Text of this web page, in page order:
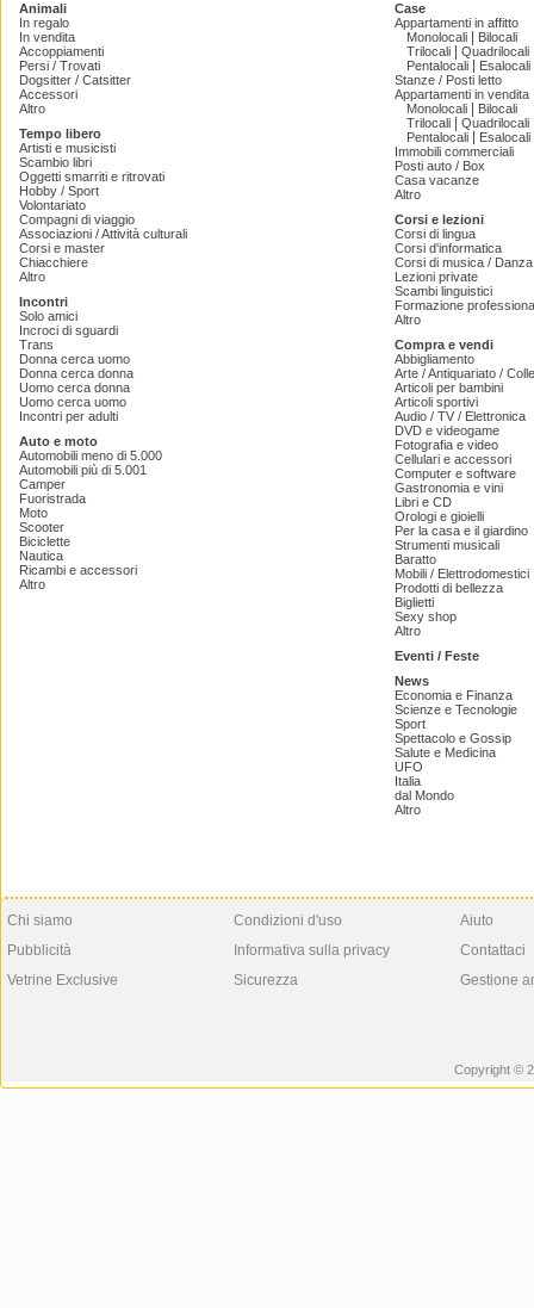
Animali
In regalo
In vendita
Accoppiamenti
Persi / Trovati
Dogsitter / Catsitter
Accessori
Altro
Tempo libero
Artisti e musicisti
Scambio libri
Oggetti smarriti e ritrovati
Hobby / Sport
Volontariato
Compagni di viaggio
Associazioni / Attività culturali
Corsi e master
Chiacchiere
Altro
Incontri
Solo amici
Incroci di sguardi
Trans
Donna cerca uomo
Donna cerca donna
Uomo cerca donna
Uomo cerca uomo
Incontri per adulti
Auto e moto
Automobili meno di 5.000
Automobili più di 5.001
Camper
Fuoristrada
Moto
Scooter
Biciclette
Nautica
Ricambi e accessori
Altro
Case
Appartamenti in affitto
Monolocali
Bilocali
Trilocali
Quadrilocali
Pentalocali
Esalocali
Stanze / Posti letto
Appartamenti in vendita
Monolocali
Bilocali
Trilocali
Quadrilocali
Pentalocali
Esalocali
Immobili commerciali
Posti auto / Box
Casa vacanze
Altro
Corsi e lezioni
Corsi di lingua
Corsi d'informatica
Corsi di musica /
Lezioni private
Scambi linguistici
Formazione
Altro
Compra e vendi
Abbigliamento
Arte / Antiquariato /
Articoli per bambini
Articoli sportivi
Audio / TV / Elettronica
DVD e videogame
Fotografia e video
Cellulari e accessori
Computer e software
Gastronomia e vini
Libri e CD
Orologi e gioielli
Per la casa e il giardino
Strumenti musicali
Baratto
Mobili / Elettrodomestici
Prodotti di bellezza
Biglietti
Sexy shop
Altro
Eventi / Feste
News
Economia e Finanza
Scienze e Tecnologie
Sport
Spettacolo e Gossip
Salute e Medicina
UFO
Italia
dal Mondo
Altro
Chi siamo
Pubblicità
Vetrine Exclusive
Condizioni d'uso
Informativa sulla privacy
Sicurezza
Aiuto
Contattaci
Gestione
Copyright ©